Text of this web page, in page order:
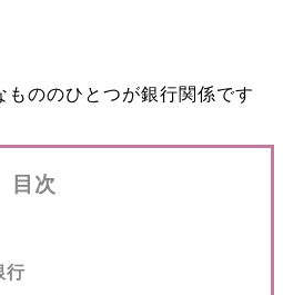
ののひとつが銀行関係です
目次
行